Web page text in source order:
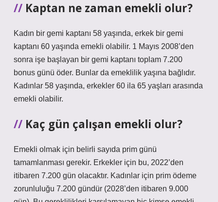
Kaptan ne zaman emekli olur?
Kadın bir gemi kaptanı 58 yaşında, erkek bir gemi
kaptanı 60 yaşında emekli olabilir. 1 Mayıs 2008’den
sonra işe başlayan bir gemi kaptanı toplam 7.200
bonus günü öder. Bunlar da emeklilik yaşına bağlıdır.
Kadınlar 58 yaşında, erkekler 60 ila 65 yaşları arasında
emekli olabilir.
Kaç gün çalışan emekli olur?
Emekli olmak için belirli sayıda prim günü
tamamlanması gerekir. Erkekler için bu, 2022’den
itibaren 7.200 gün olacaktır. Kadınlar için prim ödeme
zorunluluğu 7.200 gündür (2028’den itibaren 9.000